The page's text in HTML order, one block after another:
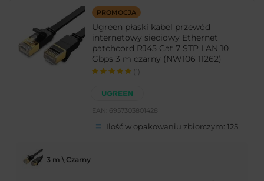
PROMOCJA
Ugreen płaski kabel przewód
internetowy sieciowy Ethernet
patchcord RJ45 Cat 7 STP LAN 10
Gbps 3 m czarny (NW106 11262)
(1)
EAN: 6957303801428
Ilość w opakowaniu zbiorczym:125
3 m \ Czarny